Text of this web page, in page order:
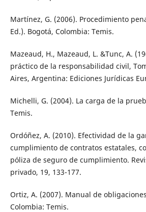
Martínez, G. (2006). Procedimiento
Ed.). Bogotá, Colombia: Temis.
Mazeaud, H., Mazeaud, L. &Tunc, A.
práctico de la responsabilidad civil,
Aires, Argentina: Ediciones Jurídicas
Michelli, G. (2004). La carga de la
Temis.
Ordóñez, A. (2010). Efectividad de la
cumplimiento de contratos estatales,
póliza de seguro de cumplimiento.
privado, 19, 133-177.
Ortiz, A. (2007). Manual de
Colombia: Temis.